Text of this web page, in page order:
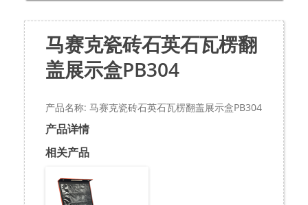
马赛克瓷砖石英石瓦楞翻
盖展示盒PB304
产品名称: 马赛克瓷砖石英石瓦楞翻盖展示盒PB304
产品详情
相关产品